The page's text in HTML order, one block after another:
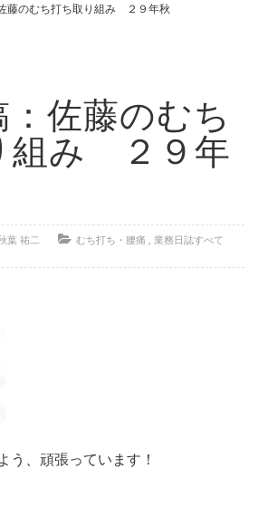
事故外傷の教科書
皆様へ
せ
藤のむち打ち取り組み ２９年秋
佐藤のむち
組み ２９年
葉 祐二 むち打ち・腰痛 , 業務日誌すべて
、頑張っています！